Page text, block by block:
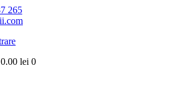
265
0.00 lei 0